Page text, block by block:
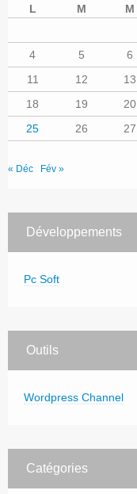
L M M
4
5 6
11
12 13
18
19 20
25
26 27
« Déc Fév »
Développements
Pc Soft
Outils
Wordpress Channel
Catégories